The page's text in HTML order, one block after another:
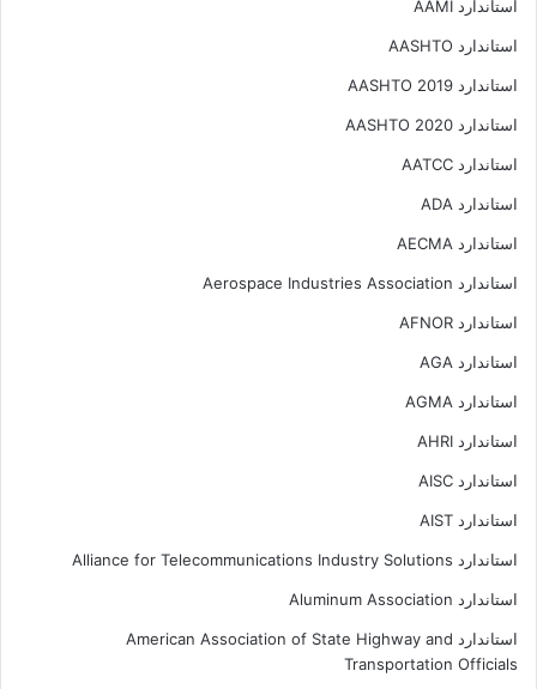
استاندارد AAMI
استاندارد AASHTO
استاندارد AASHTO 2019
استاندارد AASHTO 2020
استاندارد AATCC
استاندارد ADA
استاندارد AECMA
استاندارد Aerospace Industries Association
استاندارد AFNOR
استاندارد AGA
استاندارد AGMA
استاندارد AHRI
استاندارد AISC
استاندارد AIST
استاندارد Alliance for Telecommunications Industry Solutions
استاندارد Aluminum Association
استاندارد American Association of State Highway and
Transportation Officials